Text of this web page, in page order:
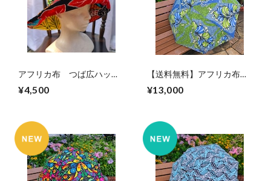
アフリカ布 つば広ハット
59cm）
¥4,500
【送料無料】アフリカ布パ
¥13,000